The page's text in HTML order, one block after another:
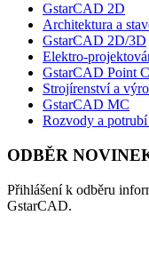
GstarCAD 2D
Architektura a
GstarCAD 2D/3D
Elektro-
GstarCAD Point
Strojírenství a
GstarCAD MC
Rozvody a
ODBĚR
Přihlášení k odběru
GstarCAD.